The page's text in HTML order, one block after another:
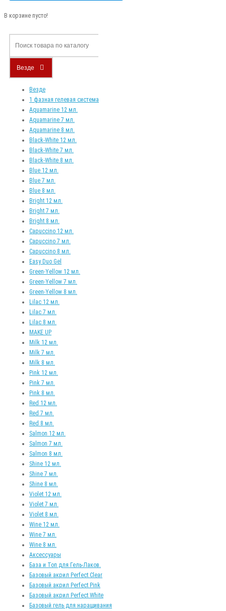
В корзине пусто!
Везде
Везде
1 фазная гелевая система
Aquamarine 12 мл.
Aquamarine 7 мл.
Aquamarine 8 мл.
Black-White 12 мл.
Black-White 7 мл.
Black-White 8 мл.
Blue 12 мл.
Blue 7 мл.
Blue 8 мл.
Bright 12 мл.
Bright 7 мл.
Bright 8 мл.
Capuccino 12 мл.
Capuccino 7 мл.
Capuccino 8 мл.
Easy Duo Gel
Green-Yellow 12 мл.
Green-Yellow 7 мл.
Green-Yellow 8 мл.
Lilac 12 мл.
Lilac 7 мл.
Lilac 8 мл.
MAKE UP
Milk 12 мл.
Milk 7 мл.
Milk 8 мл.
Pink 12 мл.
Pink 7 мл.
Pink 8 мл.
Red 12 мл.
Red 7 мл.
Red 8 мл.
Salmon 12 мл.
Salmon 7 мл.
Salmon 8 мл.
Shine 12 мл.
Shine 7 мл.
Shine 8 мл.
Violet 12 мл.
Violet 7 мл.
Violet 8 мл.
Wine 12 мл.
Wine 7 мл.
Wine 8 мл.
Аксессуары
База и Топ для Гель-Лаков.
Базовый акрил Perfect Clear
Базовый акрил Perfect Pink
Базовый акрил Perfect White
Базовый гель для наращивания